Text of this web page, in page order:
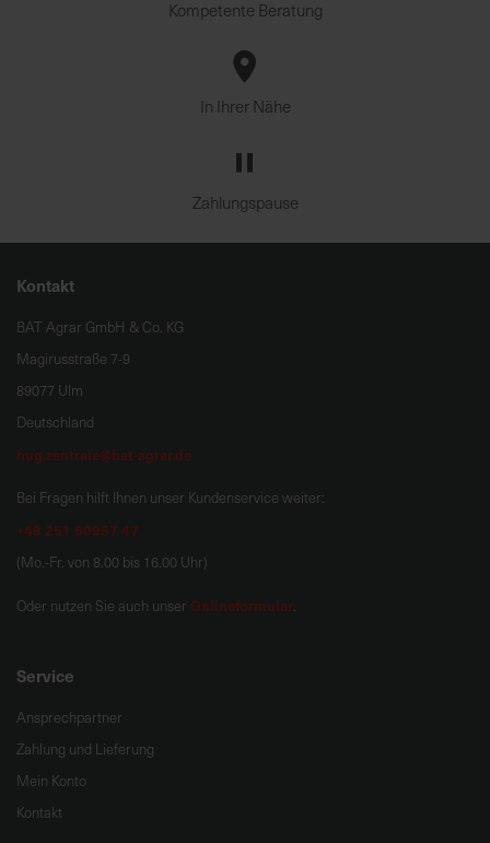
Kompetente Beratung
In Ihrer Nähe
Zahlungspause
Kontakt
BAT Agrar GmbH & Co. KG
Magirusstraße 7-9
89077 Ulm
Deutschland
hug.zentrale@bat-agrar.de
Bei Fragen hilft Ihnen unser Kundenservice weiter:
+49 251 60957 47
(Mo.-Fr. von 8.00 bis 16.00 Uhr)
Oder nutzen Sie auch unser Onlineformular.
Service
Ansprechpartner
Zahlung und Lieferung
Mein Konto
Kontakt